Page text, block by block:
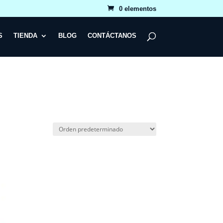
0 elementos
TIENDA BLOG CONTÁCTANOS